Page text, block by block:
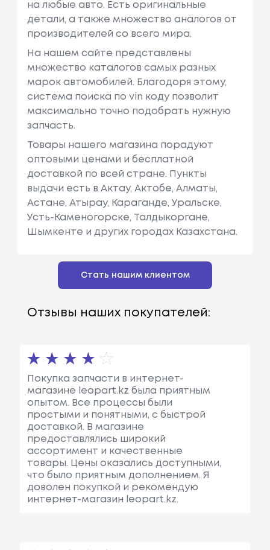
на любые авто. Есть оригинальные
детали, а также множество аналогов от
производителей со всего мира.
На нашем сайте представлены
множество каталогов самых разных
марок автомобилей. Благодоря этому,
система поиска по vin коду позволит
максимально точно подобрать нужную
запчасть.
Товары нашего магазина порадуют
оптовыми ценами и бесплатной
доставкой по всей стране. Пункты
выдачи есть в Актау, Актобе, Алматы,
Астане, Атырау, Караганде, Уральске,
Усть-Каменогорске, Талдыкоргане,
Шымкенте и других городах Казахстана.
Стать нашим клиентом
Отзывы наших покупателей:
Покупка запчасти в интернет-
магазине leopart.kz была приятным
опытом. Все процессы были
простыми и понятными, с быстрой
доставкой. В магазине
предоставлялись широкий
ассортимент и качественные
товары. Цены оказались доступными,
что было приятным дополнением. Я
доволен покупкой и рекомендую
интернет-магазин leopart.kz.